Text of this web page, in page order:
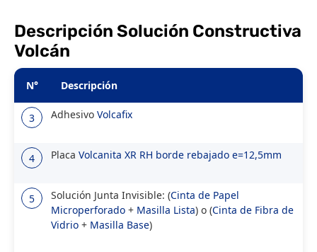
Descripción Solución Constructiva
Volcán
N° Descripción
3 Adhesivo Volcafix
4 Placa Volcanita XR RH borde rebajado e=12,5mm
5 Solución Junta Invisible: (Cinta de Papel
Microperforado + Masilla Lista) o (Cinta de Fibra de
Vidrio + Masilla Base)